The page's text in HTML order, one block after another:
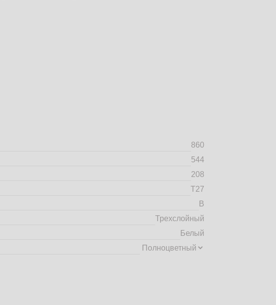
860
544
208
Т27
B
Трехслойный
Белый